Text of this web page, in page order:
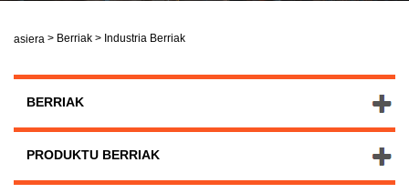
Hasiera > Berriak > Industria Berriak
BERRIAK
PRODUKTU BERRIAK